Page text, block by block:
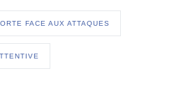
FACE AUX ATTAQUES